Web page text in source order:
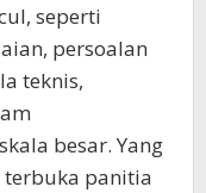
seperti
persoalan
teknis,
besar. Yang
panitia